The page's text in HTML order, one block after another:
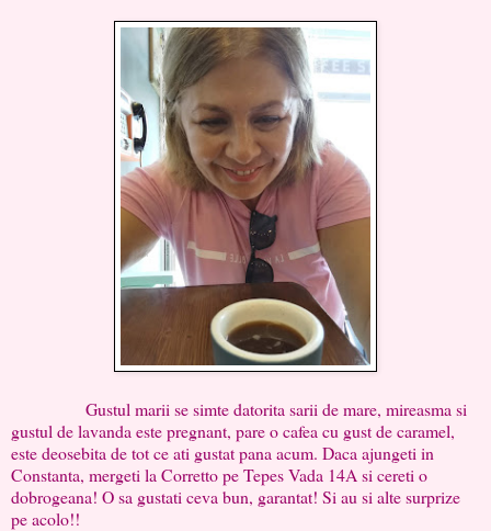
Gustul marii se simte datorita sarii de mare, mireasma si
gustul de lavanda este pregnant, pare o cafea cu gust de caramel,
este deosebita de tot ce ati gustat pana acum. Daca ajungeti in
Constanta, mergeti la Corretto pe Tepes Vada 14A si cereti o
dobrogeana! O sa gustati ceva bun, garantat! Si au si alte surprize
pe acolo!!